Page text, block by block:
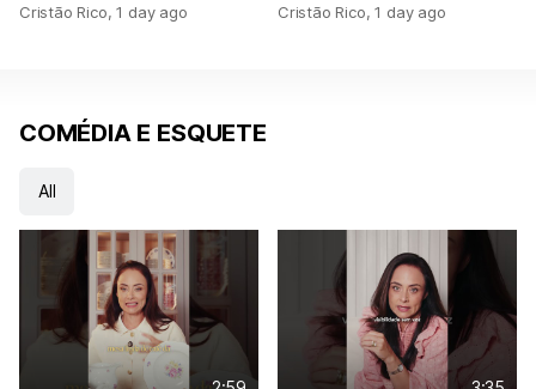
Cristão Rico,1 day ago Cristão Rico,1 day ago
COMÉDIA E ESQUETE
All